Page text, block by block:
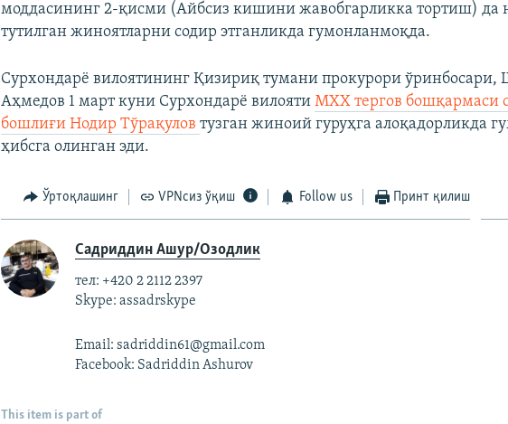
моддасининг 2-қисми (Айбсиз кишини жавобгарликка тортиш) да
тутилган жиноятларни содир этганликда гумонланмоқда.
Сурхондарё вилоятининг Қизириқ тумани прокурори ўринбосари,
Аҳмедов 1 март куни Сурхондарё вилоятиМХХ тергов бошқармаси
бошлиғи Нодир Тўрақуловтузган жиноий гуруҳга алоқадорликда
ҳибсга олинган эди.
Ўртоқлашинг VPNсиз ўқиш Follow us Принт қилиш
Садриддин Ашур/Озодлик
тел: +420 2 2112 2397
Skype: assadrskype
Email: sadriddin61@gmail.com
Facebook: Sadriddin Ashurov
This item is part of